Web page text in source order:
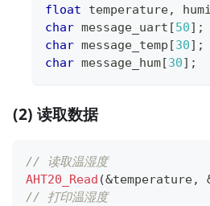
float temperature,
char message_uart [50] ;
char message_temp [30] ;
char message_hum[30] ;
(2) 读取数据
// 读取温湿度
AHT20_Read (&temperature,
// 打印温湿度